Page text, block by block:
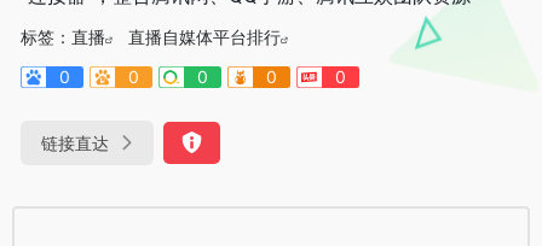
标签： 直播
直播自媒体平台排行
0
0 0 0 0
链接直达